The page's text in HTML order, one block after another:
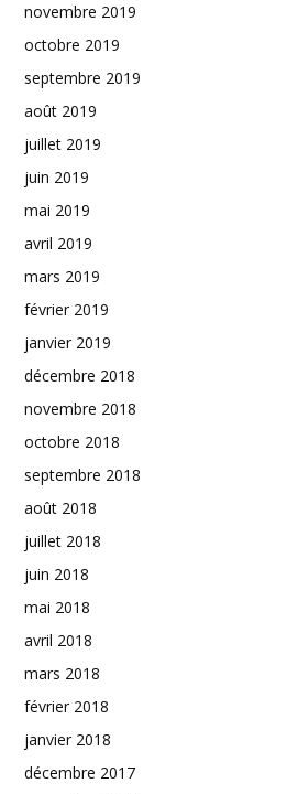
novembre 2019
octobre 2019
septembre 2019
août 2019
juillet 2019
juin 2019
mai 2019
avril 2019
mars 2019
février 2019
janvier 2019
décembre 2018
novembre 2018
octobre 2018
septembre 2018
août 2018
juillet 2018
juin 2018
mai 2018
avril 2018
mars 2018
février 2018
janvier 2018
décembre 2017